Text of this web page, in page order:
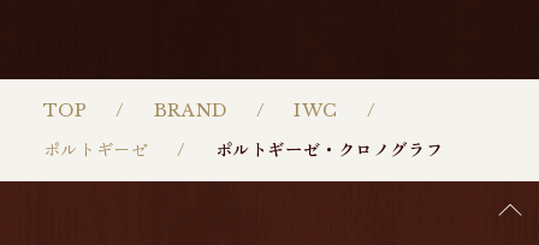
TOP BRAND
IWC
ポルトギーゼ
ポルトギーゼ・クロノグラフ